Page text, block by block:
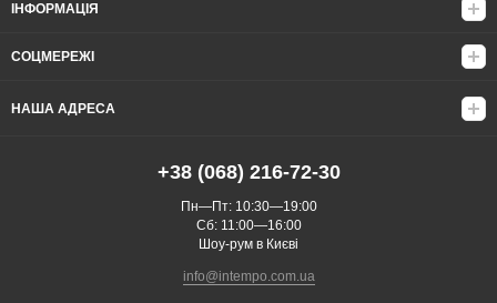
ІНФОРМАЦІЯ
СОЦМЕРЕЖІ
НАША АДРЕСА
+38 (068) 216-72-30
Пн—Пт: 10:30—19:00
Сб: 11:00—16:00
Шоу-рум в Києві
info@intempo.com.ua